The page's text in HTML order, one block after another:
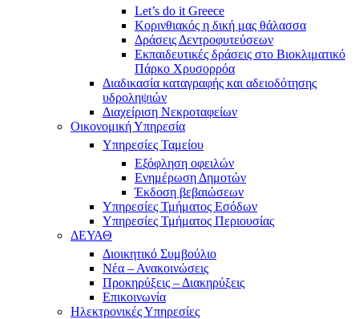
Let’s do it Greece
Kορινθιακός η δική μας θάλασσα
Δράσεις Δεντροφυτεύσεων
Εκπαιδευτικές δράσεις στο Βιοκλιματικό
Πάρκο Χρυσορρόα
Διαδικασία καταγραφής και αδειοδότησης
υδροληψιών
Διαχείριση Νεκροταφείων
Οικονομική Υπηρεσία
Υπηρεσίες Ταμείου
Εξόφληση οφειλών
Ενημέρωση Δημοτών
Έκδοση βεβαιώσεων
Υπηρεσίες Τμήματος Εσόδων
Υπηρεσίες Τμήματος Περιουσίας
ΔΕΥΑΘ
Διοικητικό Συμβούλιο
Νέα – Ανακοινώσεις
Προκηρύξεις – Διακηρύξεις
Επικοινωνία
Ηλεκτρονικές Υπηρεσίες